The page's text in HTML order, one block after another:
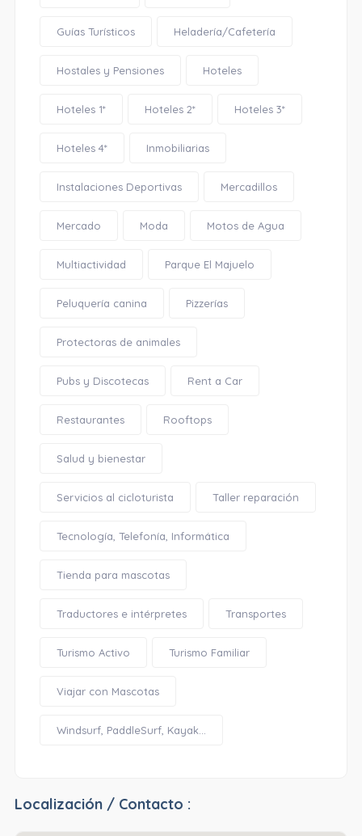
Guías Turísticos Heladería/Cafetería
Hostales y Pensiones Hoteles
Hoteles 1* Hoteles 2* Hoteles 3*
Hoteles 4* Inmobiliarias
Instalaciones Deportivas Mercadillos
Mercado Moda Motos de Agua
Multiactividad Parque El Majuelo
Peluquería canina Pizzerías
Protectoras de animales
Pubs y Discotecas Rent a Car
Restaurantes Rooftops
Salud y bienestar
Servicios al cicloturista Taller reparación
Tecnología, Telefonía, Informática
Tienda para mascotas
Traductores e intérpretes Transportes
Turismo Activo Turismo Familiar
Viajar con Mascotas
Windsurf, PaddleSurf, Kayak...
Localización / Contacto :